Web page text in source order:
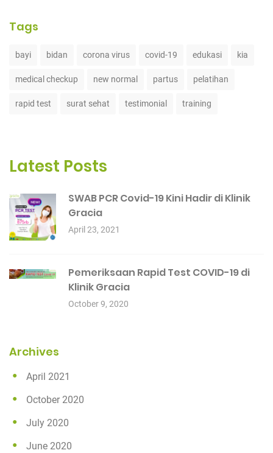
Tags
bayi bidan corona virus covid-19 edukasi kia
medical checkup new normal partus pelatihan
rapid test surat sehat testimonial training
Latest Posts
SWAB PCR Covid-19 Kini Hadir di Klinik
Gracia
April 23, 2021
Pemeriksaan Rapid Test COVID-19 di
Klinik Gracia
October 9, 2020
Archives
April 2021
October 2020
July 2020
June 2020